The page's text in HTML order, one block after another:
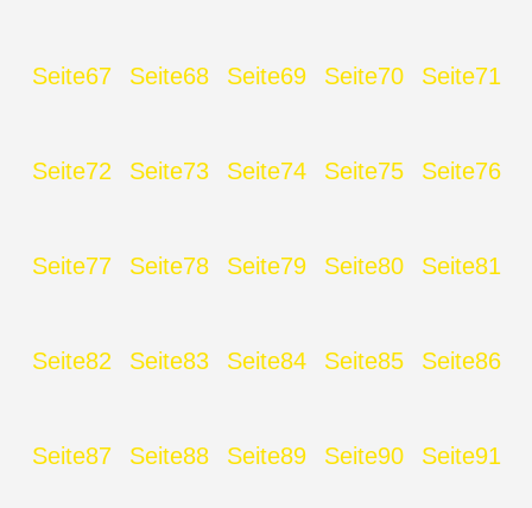
Seite67 Seite68 Seite69 Seite70 Seite71
Seite72 Seite73 Seite74 Seite75 Seite76
Seite77 Seite78 Seite79 Seite80 Seite81
Seite82 Seite83 Seite84 Seite85 Seite86
Seite87 Seite88 Seite89 Seite90 Seite91